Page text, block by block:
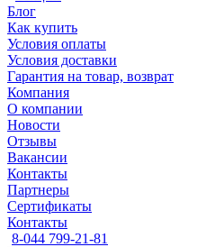
Блог
Как купить
Условия оплаты
Условия доставки
Гарантия на товар, возврат
Компания
О компании
Новости
Отзывы
Вакансии
Контакты
Партнеры
Сертификаты
Контакты
8-044 799-21-81